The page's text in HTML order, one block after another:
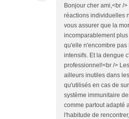
Bonjour cher ami,<br /
réactions individuelles
vous assurer que la
incomparablement
qu'elle n'encombre
intensifs. Et la dengue
professionnel!<br />
ailleurs inutiles dans
qu'utilisés en cas de
système immunitaire
comme partout adapté
l'habitude de